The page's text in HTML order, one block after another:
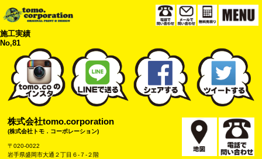
施工実績
No,81
株式会社tomo.corporation
(株式会社トモ．コーポレーション)
〒020-0022
岩手県盛岡市大通２丁目６-７-２階